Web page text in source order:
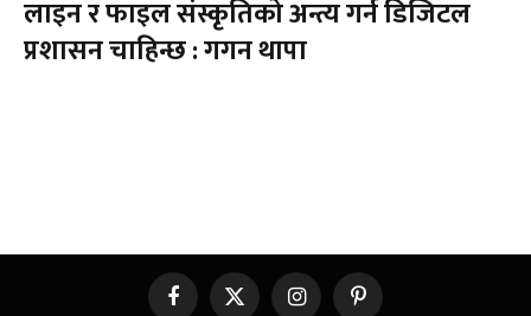
लाइन र फाइल संस्कृतिको अन्त्य गर्न डिजिटल
प्रशासन चाहिन्छ : गगन थापा